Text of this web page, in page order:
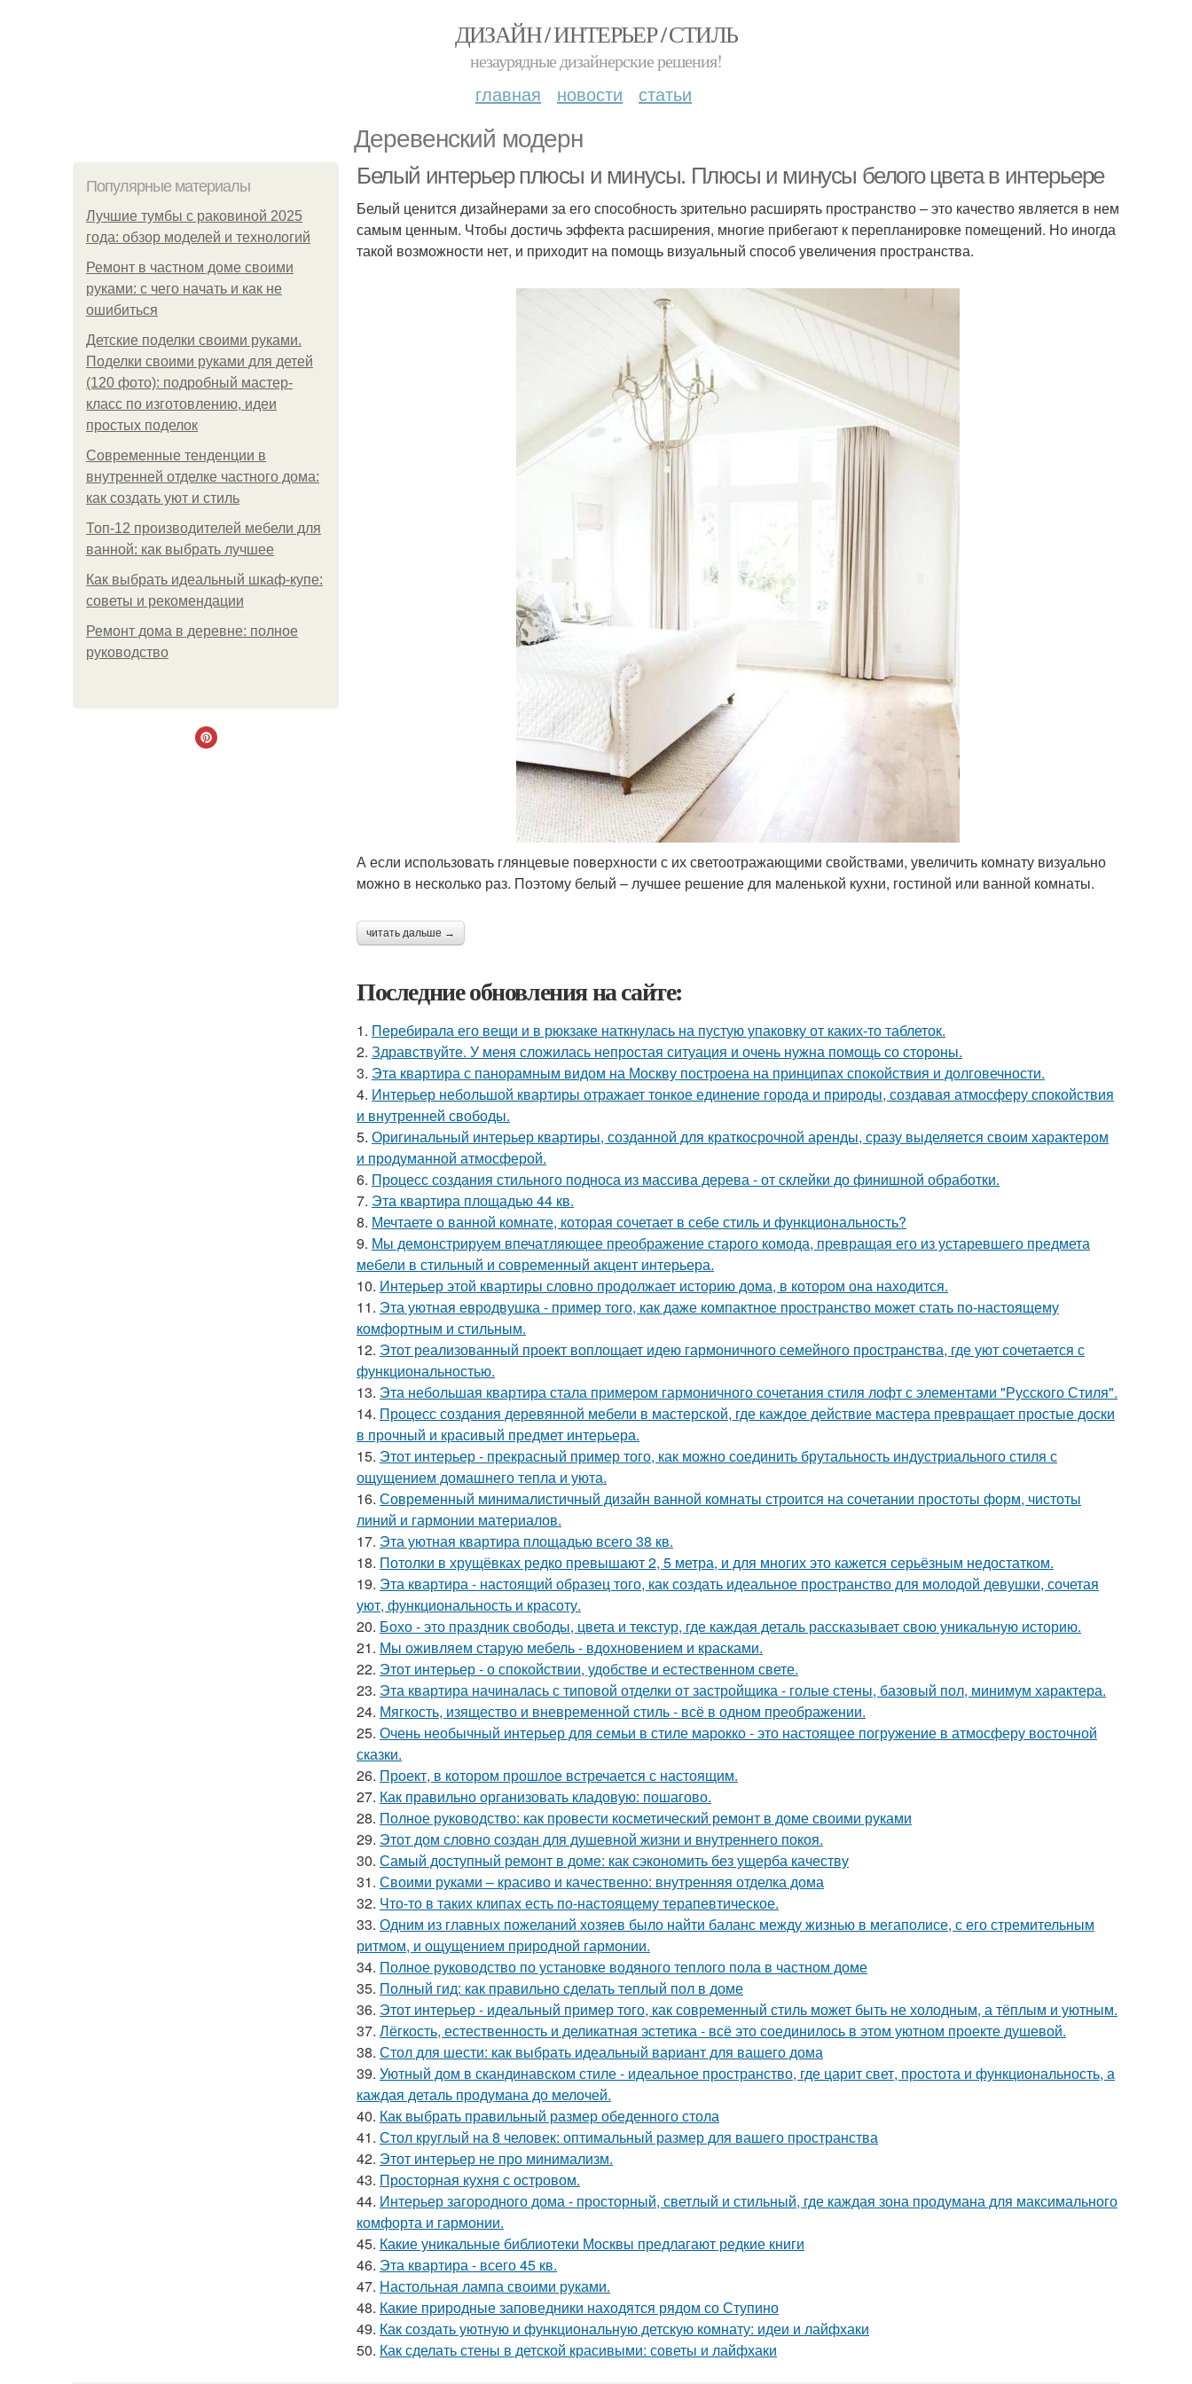
ДИЗАЙН / ИНТЕРЬЕР / СТИЛЬ
незаурядные дизайнерские решения!
главная новости статьи
Деревенский модерн
Популярные материалы
Лучшие тумбы с раковиной 2025
года: обзор моделей и технологий
Ремонт в частном доме своими
руками: с чего начать и как не
ошибиться
Детские поделки своими руками.
Поделки своими руками для детей
(120 фото): подробный мастер-
класс по изготовлению, идеи
простых поделок
Современные тенденции в
внутренней отделке частного дома:
как создать уют и стиль
Топ-12 производителей мебели для
ванной: как выбрать лучшее
Как выбрать идеальный шкаф-купе:
советы и рекомендации
Ремонт дома в деревне: полное
руководство
Белый интерьер плюсы и минусы. Плюсы и минусы белого цвета в интерьере
Белый ценится дизайнерами за его способность зрительно расширять пространство – это качество является в нем
самым ценным. Чтобы достичь эффекта расширения, многие прибегают к перепланировке помещений. Но иногда
такой возможности нет, и приходит на помощь визуальный способ увеличения пространства.
А если использовать глянцевые поверхности с их светоотражающими свойствами, увеличить комнату визуально
можно в несколько раз. Поэтому белый – лучшее решение для маленькой кухни, гостиной или ванной комнаты.
читать дальше →
Последние обновления на сайте:
1. Перебирала его вещи и в рюкзаке наткнулась на пустую упаковку от каких-то таблеток.
2. Здравствуйте. У меня сложилась непростая ситуация и очень нужна помощь со стороны.
3. Эта квартира с панорамным видом на Москву построена на принципах спокойствия и долговечности.
4. Интерьер небольшой квартиры отражает тонкое единение города и природы, создавая атмосферу спокойствия
и внутренней свободы.
5. Оригинальный интерьер квартиры, созданной для краткосрочной аренды, сразу выделяется своим характером
и продуманной атмосферой.
6. Процесс создания стильного подноса из массива дерева - от склейки до финишной обработки.
7. Эта квартира площадью 44 кв.
8. Мечтаете о ванной комнате, которая сочетает в себе стиль и функциональность?
9. Мы демонстрируем впечатляющее преображение старого комода, превращая его из устаревшего предмета
мебели в стильный и современный акцент интерьера.
10. Интерьер этой квартиры словно продолжает историю дома, в котором она находится.
11. Эта уютная евродвушка - пример того, как даже компактное пространство может стать по-настоящему
комфортным и стильным.
12. Этот реализованный проект воплощает идею гармоничного семейного пространства, где уют сочетается с
функциональностью.
13. Эта небольшая квартира стала примером гармоничного сочетания стиля лофт с элементами "Русского Стиля".
14. Процесс создания деревянной мебели в мастерской, где каждое действие мастера превращает простые доски
в прочный и красивый предмет интерьера.
15. Этот интерьер - прекрасный пример того, как можно соединить брутальность индустриального стиля с
ощущением домашнего тепла и уюта.
16. Современный минималистичный дизайн ванной комнаты строится на сочетании простоты форм, чистоты
линий и гармонии материалов.
17. Эта уютная квартира площадью всего 38 кв.
18. Потолки в хрущёвках редко превышают 2, 5 метра, и для многих это кажется серьёзным недостатком.
19. Эта квартира - настоящий образец того, как создать идеальное пространство для молодой девушки, сочетая
уют, функциональность и красоту.
20. Бохо - это праздник свободы, цвета и текстур, где каждая деталь рассказывает свою уникальную историю.
21. Мы оживляем старую мебель - вдохновением и красками.
22. Этот интерьер - о спокойствии, удобстве и естественном свете.
23. Эта квартира начиналась с типовой отделки от застройщика - голые стены, базовый пол, минимум характера.
24. Мягкость, изящество и вневременной стиль - всё в одном преображении.
25. Очень необычный интерьер для семьи в стиле марокко - это настоящее погружение в атмосферу восточной
сказки.
26. Проект, в котором прошлое встречается с настоящим.
27. Как правильно организовать кладовую: пошагово.
28. Полное руководство: как провести косметический ремонт в доме своими руками
29. Этот дом словно создан для душевной жизни и внутреннего покоя.
30. Самый доступный ремонт в доме: как сэкономить без ущерба качеству
31. Своими руками – красиво и качественно: внутренняя отделка дома
32. Что-то в таких клипах есть по-настоящему терапевтическое.
33. Одним из главных пожеланий хозяев было найти баланс между жизнью в мегаполисе, с его стремительным
ритмом, и ощущением природной гармонии.
34. Полное руководство по установке водяного теплого пола в частном доме
35. Полный гид: как правильно сделать теплый пол в доме
36. Этот интерьер - идеальный пример того, как современный стиль может быть не холодным, а тёплым и уютным.
37. Лёгкость, естественность и деликатная эстетика - всё это соединилось в этом уютном проекте душевой.
38. Стол для шести: как выбрать идеальный вариант для вашего дома
39. Уютный дом в скандинавском стиле - идеальное пространство, где царит свет, простота и функциональность, а
каждая деталь продумана до мелочей.
40. Как выбрать правильный размер обеденного стола
41. Стол круглый на 8 человек: оптимальный размер для вашего пространства
42. Этот интерьер не про минимализм.
43. Просторная кухня с островом.
44. Интерьер загородного дома - просторный, светлый и стильный, где каждая зона продумана для максимального
комфорта и гармонии.
45. Какие уникальные библиотеки Москвы предлагают редкие книги
46. Эта квартира - всего 45 кв.
47. Настольная лампа своими руками.
48. Какие природные заповедники находятся рядом со Ступино
49. Как создать уютную и функциональную детскую комнату: идеи и лайфхаки
50. Как сделать стены в детской красивыми: советы и лайфхаки